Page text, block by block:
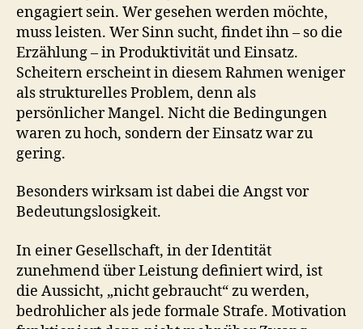
engagiert sein. Wer gesehen werden möchte,
muss leisten. Wer Sinn sucht, findet ihn – so die
Erzählung – in Produktivität und Einsatz.
Scheitern erscheint in diesem Rahmen weniger
als strukturelles Problem, denn als
persönlicher Mangel. Nicht die Bedingungen
waren zu hoch, sondern der Einsatz war zu
gering.
Besonders wirksam ist dabei die Angst vor
Bedeutungslosigkeit.
In einer Gesellschaft, in der Identität
zunehmend über Leistung definiert wird, ist
die Aussicht, „nicht gebraucht“ zu werden,
bedrohlicher als jede formale Strafe. Motivation